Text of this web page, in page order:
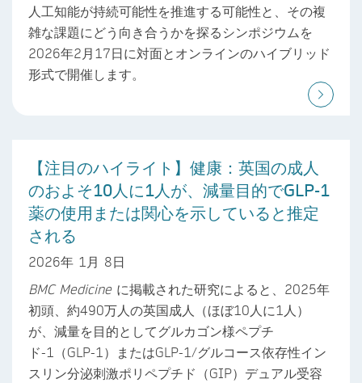
人工知能が持続可能性を推進する可能性と、その複
雑な課題にどう向き合うかを探るシンポジウムを
2026年2月17日に対面とオンラインのハイブリッド
形式で開催します。
【注目のハイライト】健康：英国の成人
のおよそ10人に1人が、減量目的でGLP-1
薬の使用または関心を示していると推定
される
2026年 1月 8日
BMC Medicine に掲載された研究によると、2025年
初頭、約490万人の英国成人（ほぼ10人に1人）
が、減量を目的としてグルカゴン様ペプチ
ド-1（GLP-1）またはGLP-1/グルコース依存性イン
スリン分泌刺激ポリペプチド（GIP）デュアル受容